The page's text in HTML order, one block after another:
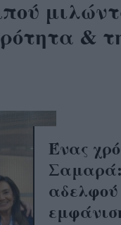
&
Ένας